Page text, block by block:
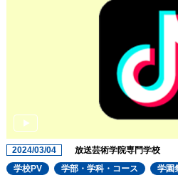
2024/03/04 放送芸術学院専門学校
学校PV
学部・学科・コース 学園